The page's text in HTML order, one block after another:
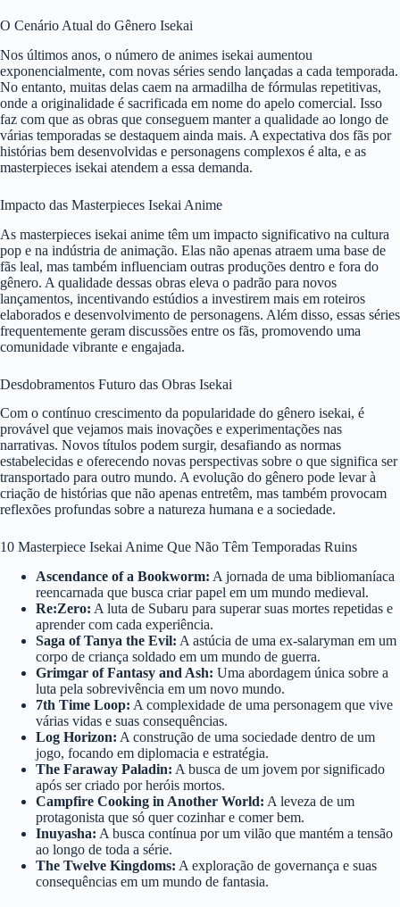
O Cenário Atual do Gênero Isekai
Nos últimos anos, o número de animes isekai aumentou
exponencialmente, com novas séries sendo lançadas a cada temporada.
No entanto, muitas delas caem na armadilha de fórmulas repetitivas,
onde a originalidade é sacrificada em nome do apelo comercial. Isso
faz com que as obras que conseguem manter a qualidade ao longo de
várias temporadas se destaquem ainda mais. A expectativa dos fãs por
histórias bem desenvolvidas e personagens complexos é alta, e as
masterpieces isekai atendem a essa demanda.
Impacto das Masterpieces Isekai Anime
As masterpieces isekai anime têm um impacto significativo na cultura
pop e na indústria de animação. Elas não apenas atraem uma base de
fãs leal, mas também influenciam outras produções dentro e fora do
gênero. A qualidade dessas obras eleva o padrão para novos
lançamentos, incentivando estúdios a investirem mais em roteiros
elaborados e desenvolvimento de personagens. Além disso, essas séries
frequentemente geram discussões entre os fãs, promovendo uma
comunidade vibrante e engajada.
Desdobramentos Futuro das Obras Isekai
Com o contínuo crescimento da popularidade do gênero isekai, é
provável que vejamos mais inovações e experimentações nas
narrativas. Novos títulos podem surgir, desafiando as normas
estabelecidas e oferecendo novas perspectivas sobre o que significa ser
transportado para outro mundo. A evolução do gênero pode levar à
criação de histórias que não apenas entretêm, mas também provocam
reflexões profundas sobre a natureza humana e a sociedade.
10 Masterpiece Isekai Anime Que Não Têm Temporadas Ruins
Ascendance of a Bookworm: A jornada de uma bibliomaníaca
reencarnada que busca criar papel em um mundo medieval.
Re:Zero: A luta de Subaru para superar suas mortes repetidas e
aprender com cada experiência.
Saga of Tanya the Evil: A astúcia de uma ex-salaryman em um
corpo de criança soldado em um mundo de guerra.
Grimgar of Fantasy and Ash: Uma abordagem única sobre a
luta pela sobrevivência em um novo mundo.
7th Time Loop: A complexidade de uma personagem que vive
várias vidas e suas consequências.
Log Horizon: A construção de uma sociedade dentro de um
jogo, focando em diplomacia e estratégia.
The Faraway Paladin: A busca de um jovem por significado
após ser criado por heróis mortos.
Campfire Cooking in Another World: A leveza de um
protagonista que só quer cozinhar e comer bem.
Inuyasha: A busca contínua por um vilão que mantém a tensão
ao longo de toda a série.
The Twelve Kingdoms: A exploração de governança e suas
consequências em um mundo de fantasia.